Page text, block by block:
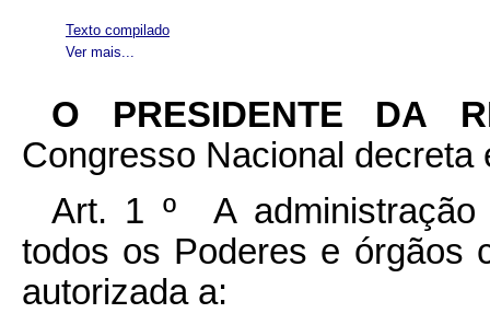
Ver mais...
Texto compilado
O PRESIDENTE DA
Congresso Nacional
Art. 1 º A administração
todos os Poderes e órgãos
autorizada a: